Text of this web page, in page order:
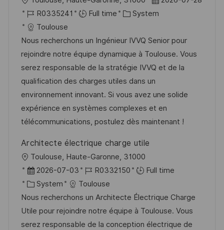
o
c
a
t
i
o
n
o
t
e
d
D
a
t
e
J
o
b
I
d
R0335241 Full time
C
t
e
g
o
r
y
System
Toulouse
Nous recherchons un Ingénieur IVVQ Senior pour
rejoindre notre équipe dynamique à Toulouse. Vous
serez responsable de la stratégie IVVQ et de la
qualification des charges utiles dans un
environnement innovant. Si vous avez une solide
expérience en systèmes complexes et en
télécommunications, postulez dès maintenant !
Architecte électrique charge utile
L
o
c
a
t
i
Toulouse, Haute-Garonne, 31000
P
o
s
t
e
2026-07-03
J
o
b
I
d
R0332150
Full time
C
a
t
e
System
Toulouse
Nous recherchons un Architecte Électrique Charge
Utile pour rejoindre notre équipe à Toulouse. Vous
serez responsable de la conception électrique de